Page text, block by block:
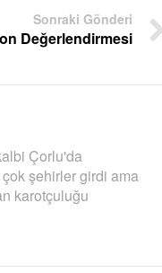
Sonraki Gönderi
Değerlendirmesi
Çorlu'da
şehirler girdi ama
karotçuluğu